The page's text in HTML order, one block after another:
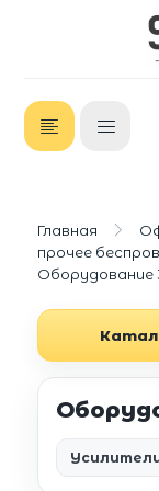
Главная
прочее
Оборудование